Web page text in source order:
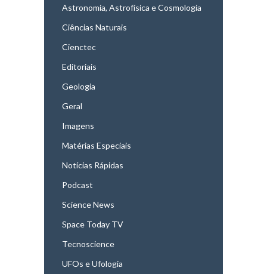
Astronomia, Astrofísica e Cosmologia
Ciências Naturais
Cienctec
Editoriais
Geologia
Geral
Imagens
Matérias Especiais
Notícias Rápidas
Podcast
Science News
Space Today TV
Tecnoscience
UFOs e Ufologia